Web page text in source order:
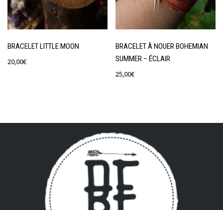
BRACELET LITTLE MOON
20,00€
BRACELET À NOUER BOHEMIAN
SUMMER – ÉCLAIR
25,00€